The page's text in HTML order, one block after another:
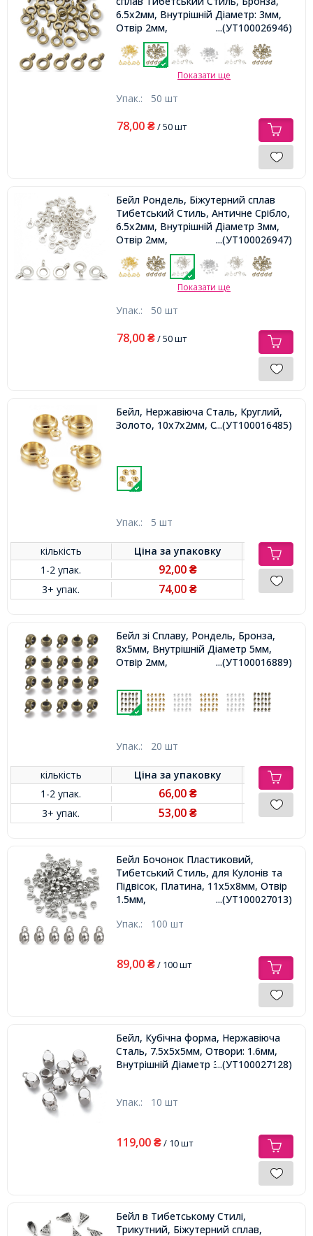
6.5х2мм, Внутрішній Діаметр: 3мм,
Отвір 2мм,
...(УТ100026946)
Показати ще
Упак.: 50 шт
78,00 ₴/ 50 шт
Бейл Рондель, Біжутерний сплав
Тибетський Стиль, Античне Срібло,
6.5х2мм, Внутрішній Діаметр 3мм,
Отвір 2мм,
...(УТ100026947)
Показати ще
Упак.: 50 шт
78,00 ₴/ 50 шт
Бейл, Нержавіюча Сталь, Круглий,
Золото, 10х7х2мм, Отвір 2мм і 5мм,
...(УТ100016485)
Упак.: 5 шт
кількість Ціна заупаковку
1-2 упак.
92,00₴
3+ упак. 74,00₴
Бейл зі Сплаву, Рондель, Бронза,
8х5мм, Внутрішній Діаметр 5мм,
Отвір 2мм,
...(УТ100016889)
Упак.: 20 шт
кількість Ціна заупаковку
1-2 упак.
66,00₴
3+ упак. 53,00₴
Бейл Бочонок Пластиковий,
Тибетський Стиль, для Кулонів та
Підвісок, Платина, 11х5х8мм, Отвір
1.5мм,
...(УТ100027013)
Упак.: 100 шт
89,00 ₴/ 100 шт
Бейл, Кубічна форма, Нержавіюча
Сталь, 7.5х5х5мм, Отвори: 1.6мм,
Внутрішній Діаметр 3мм,...(УТ100027128)
Упак.: 10 шт
119,00 ₴/ 10 шт
Бейл в Тибетському Стилі,
Трикутний, Біжутерний сплав,